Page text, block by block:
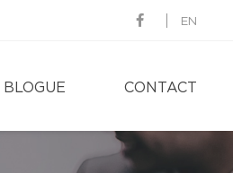
EN
BLOGUE CONTACT